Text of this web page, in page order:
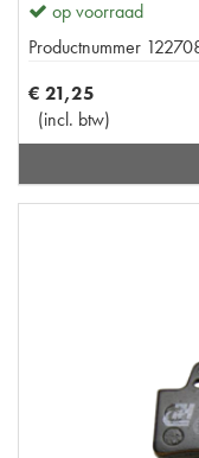
op voorraad
Productnummer
€ 21,25
(incl. btw)